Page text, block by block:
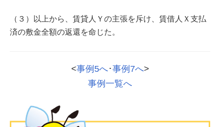
（３）以上から、賃貸人Ｙの主張を斥け、賃借人Ｘ支払
済の敷金全額の返還を命じた。
<事例5へ･事例7へ>
事例一覧へ